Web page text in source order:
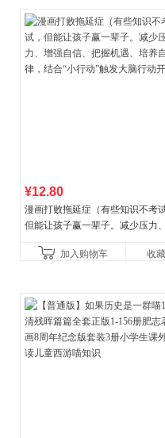
¥12.80
漫画打败拖延症（有些知识不考
但能让孩子赢一辈子。减少压力
合“小行动”触发大脑行动开
加入购物车 收藏